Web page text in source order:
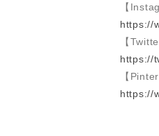
【
https://
【
https://
【
https://